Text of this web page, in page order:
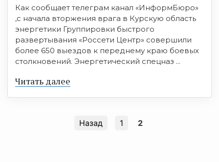
Как сообщает телеграм канал «ИнформБюро»
,с начала вторжения врага в Курскую область
энергетики Группировки быстрого
развертывания «Россети Центр» совершили
более 650 выездов к переднему краю боевых
столкновений. Энергетический спецназ ...
Читать далее
Назад 1 2